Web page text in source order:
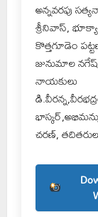
అన్నవరపు
శ్రీనివాస్,
కొత్తగూడెం
జునుమాల
నాయకులు
చరణ్,